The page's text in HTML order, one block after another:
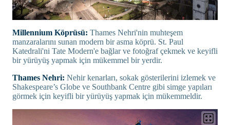
Millennium Köprüsü: Thames Nehri'nin muhteşem
manzaralarını sunan modern bir asma köprü. St. Paul
Katedrali'ni Tate Modern'e bağlar ve fotoğraf çekmek ve keyifli
bir yürüyüş yapmak için mükemmel bir yerdir.
Thames Nehri: Nehir kenarları, sokak gösterilerini izlemek ve
Shakespeare’s Globe ve Southbank Centre gibi simge yapıları
görmek için keyifli bir yürüyüş yapmak için mükemmeldir.